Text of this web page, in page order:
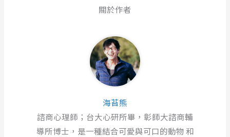
關於作者
海苔熊
諮商心理師；台大心研所畢，彰師大諮商輔
導所博士，是一種結合可愛與可口的動物 和